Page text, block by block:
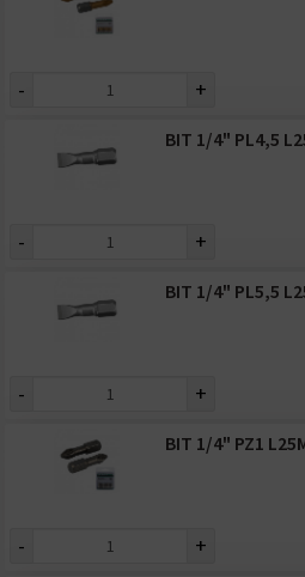
- +
BIT 1/4" PL4,5
- +
BIT 1/4" PL5,5
- +
BIT 1/4" PZ1
- +